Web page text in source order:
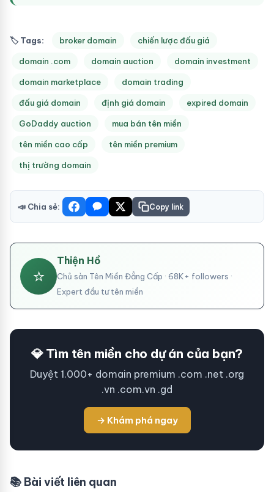
🏷 Tags: broker domain chiến lược đấu giá
domain .com domain auction domain investment
domain marketplace domain trading
đấu giá domain định giá domain expired domain
GoDaddy auction mua bán tên miền
tên miền cao cấp tên miền premium
thị trường domain
📣 Chia sẻ: Copy link
⭐
Thiện Hồ
Chủ sàn Tên Miền Đẳng Cấp · 68K+ followers ·
Expert đầu tư tên miền
💎 Tìm tên miền cho dự án của bạn?
Duyệt 1.000+ domain premium .com .net .org
.vn .com.vn .gd
→ Khám phá ngay
📚 Bài viết liên quan